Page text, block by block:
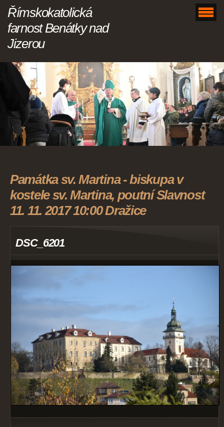
Římskokatolická
farnost Benátky nad
Jizerou
Památka sv. Martina - biskupa v
kostele sv. Martina, poutní Slavnost
11. 11. 2017 10:00 Dražice
DSC_6201